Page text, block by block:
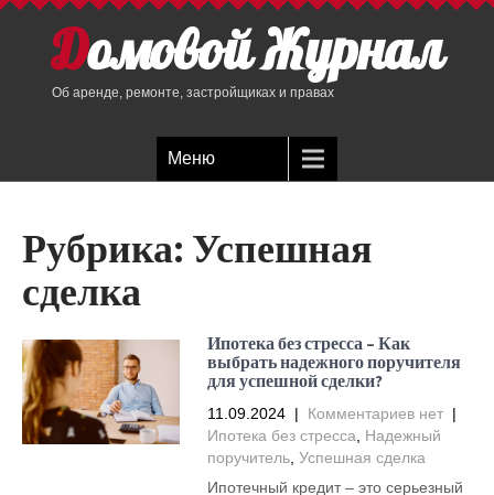
Домовой Журнал
Об аренде, ремонте, застройщиках и правах
Меню
Рубрика: Успешная
сделка
Ипотека без стресса – Как
выбрать надежного поручителя
для успешной сделки?
11.09.2024 | Комментариев нет |
Ипотека без стресса
Надежный
поручитель, Успешная сделка
Ипотечный кредит – это серьезный